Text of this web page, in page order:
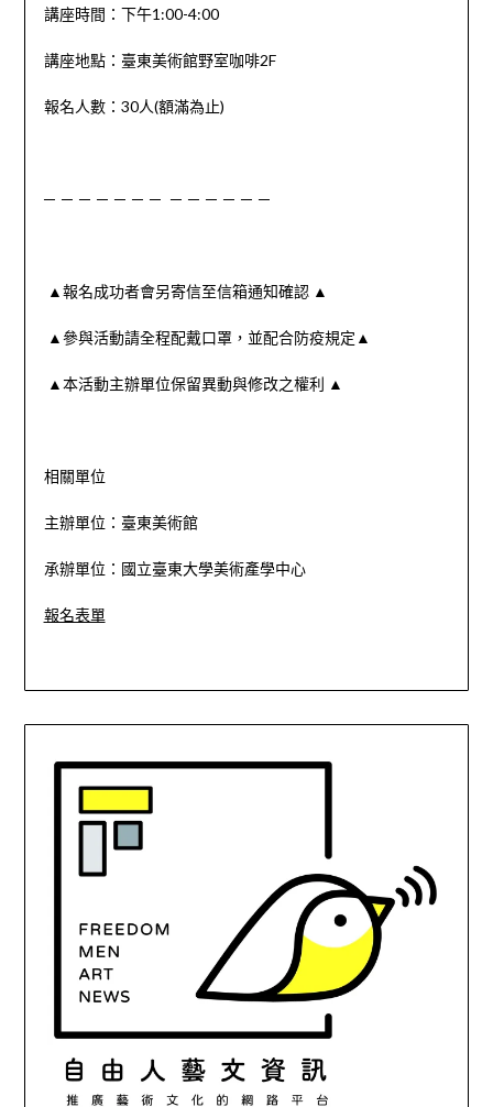
講座時間：下午1:00-4:00
講座地點：臺東美術館野室咖啡2F
報名人數： 30人(額滿為止)
─ ─ ─ ─ ─ ─ ─ ─ ─ ─ ─ ─ ─
▲報名成功者會另寄信至信箱通知確認 ▲
▲參與活動請全程配戴口罩，並配合防疫規定 ▲
▲本活動主辦單位保留異動與修改之權利 ▲
相關單位
主辦單位：臺東美術館
承辦單位：國立臺東大學美術產學中心
報名表單